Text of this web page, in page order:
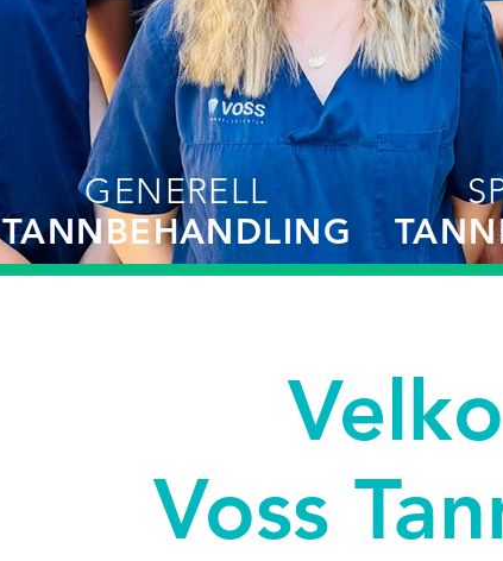
GENERELL
TANNBEHANDLING
Voss